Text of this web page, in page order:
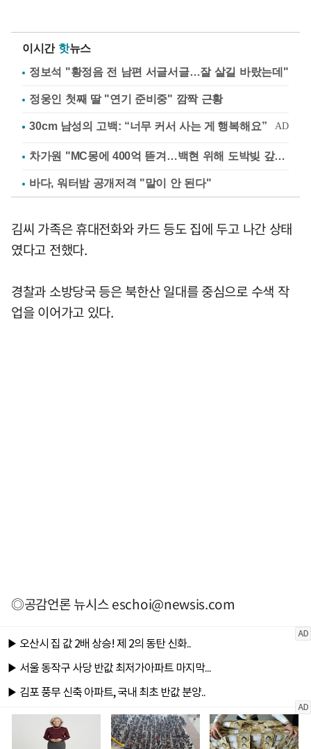
이시간 핫뉴스
정보석 "황정음 전 남편 서글서글…잘 살길 바랐는데"
정웅인 첫째 딸 "연기 준비중" 깜짝 근황
차가원 "MC몽에 400억 뜯겨…백현 위해 도박빚 갚아줘"
바다, 워터밤 공개저격 "말이 안 된다"
김씨 가족은 휴대전화와 카드 등도 집에 두고 나간 상태
였다고 전했다.
경찰과 소방당국 등은 북한산 일대를 중심으로 수색 작
업을 이어가고 있다.
◎공감언론 뉴시스eschoi@newsis.com